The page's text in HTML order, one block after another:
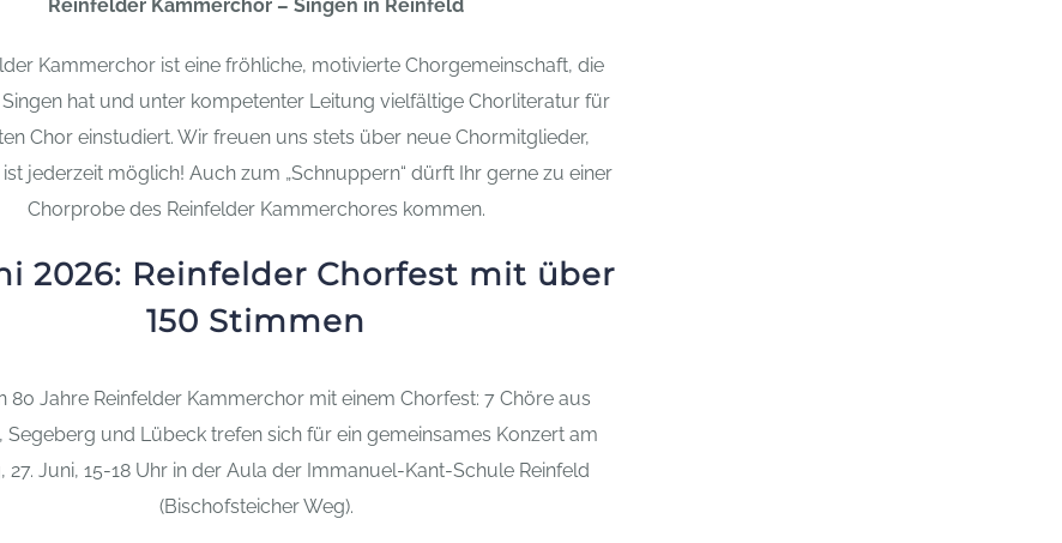
Reinfelder Kammerchor – Singen in Reinfeld
Kammerchor ist eine fröhliche, motivierte Chorgemeinschaft, die
hat und unter kompetenter Leitung vielfältige Chorliteratur für
Chor einstudiert. Wir freuen uns stets über neue Chormitglieder,
ist jederzeit möglich! Auch zum „Schnuppern“ dürft Ihr gerne zu einer
Chorprobe des Reinfelder Kammerchores kommen.
2026: Reinfelder Chorfest mit über
150 Stimmen
80 Jahre Reinfelder Kammerchor mit einem Chorfest: 7 Chöre aus
Segeberg und Lübeck trefen sich für ein gemeinsames Konzert am
27. Juni, 15-18 Uhr in der Aula der Immanuel-Kant-Schule Reinfeld
(Bischofsteicher Weg).